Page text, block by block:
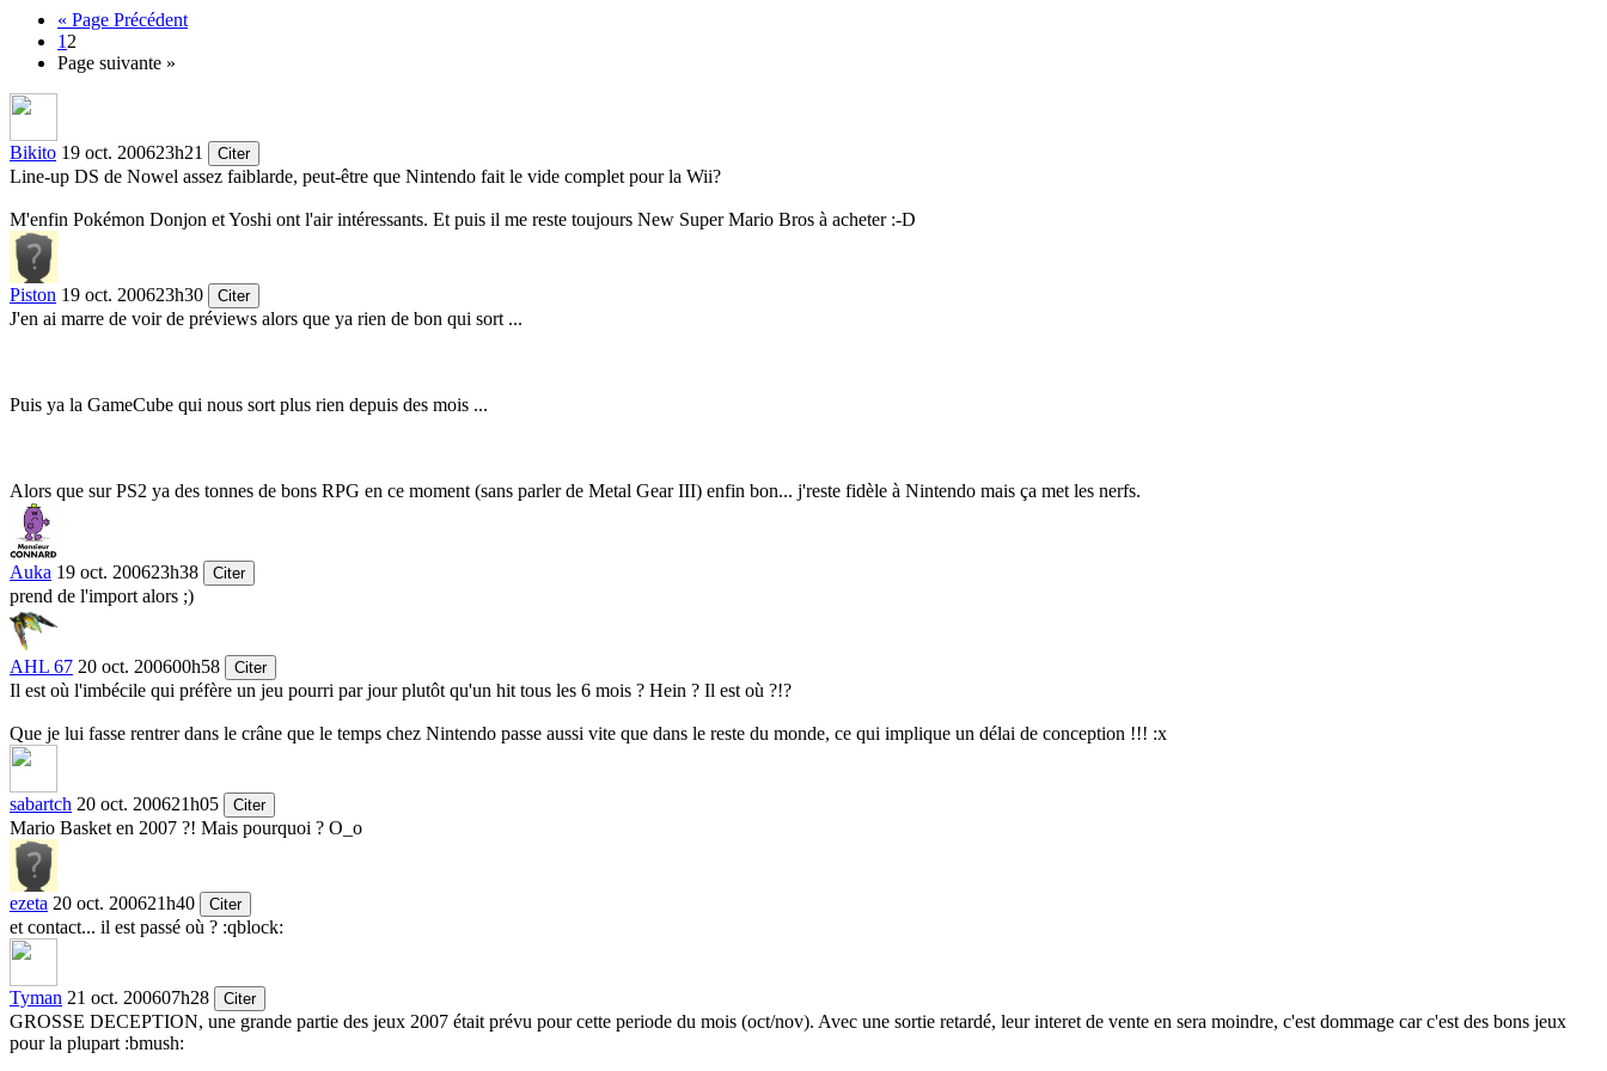
« Page Précédent
1 2
Page suivante »
Bikito 19 oct. 200623h21 Citer
Line-up DS de Nowel assez faiblarde, peut-être que Nintendo fait le vide complet pour la Wii?
M'enfin Pokémon Donjon et Yoshi ont l'air intéressants. Et puis il me reste toujours New Super Mario Bros à acheter :-D
Piston 19 oct. 200623h30 Citer
J'en ai marre de voir de préviews alors que ya rien de bon qui sort ...
Puis ya la GameCube qui nous sort plus rien depuis des mois ...
Alors que sur PS2 ya des tonnes de bons RPG en ce moment (sans parler de Metal Gear III) enfin bon... j'reste fidèle à Nintendo mais ça met les nerfs.
Auka 19 oct. 200623h38 Citer
prend de l'import alors ;)
AHL 67 20 oct. 200600h58 Citer
Il est où l'imbécile qui préfère un jeu pourri par jour plutôt qu'un hit tous les 6 mois ? Hein ? Il est où ?!?
Que je lui fasse rentrer dans le crâne que le temps chez Nintendo passe aussi vite que dans le reste du monde, ce qui implique un délai de conception !!! :x
sabartch 20 oct. 200621h05 Citer
Mario Basket en 2007 ?! Mais pourquoi ? O_o
ezeta 20 oct. 200621h40 Citer
et contact... il est passé où ? :qblock:
Tyman 21 oct. 200607h28 Citer
GROSSE DECEPTION, une grande partie des jeux 2007 était prévu pour cette periode du mois (oct/nov). Avec une sortie retardé, leur interet de vente en sera moindre, c'est dommage car c'est des bons jeux
pour la plupart :bmush: